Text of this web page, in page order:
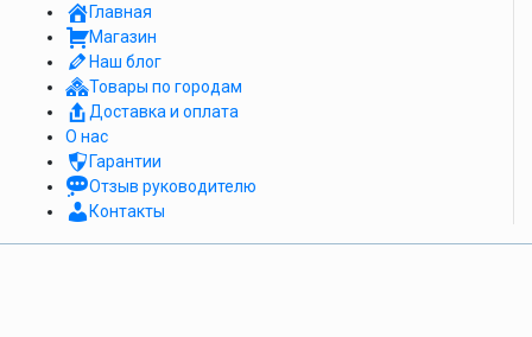
Главная
Магазин
Наш блог
Товары по городам
Доставка и оплата
О нас
Гарантии
Отзыв руководителю
Контакты